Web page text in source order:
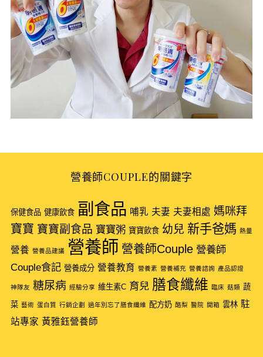
營養師COUPLE的關鍵字
保健食品 健康飲食 副食品 哺乳 夫妻 夫妻相處 媽咪拜
寶寶 寶寶副食品 寶寶粥 寶寶飲食 幼兒 新手爸媽 熱量
營養 營養品建議 營養師 營養師Couple 營養師
Couple食記 營養成分 營養教育 營養素 營養補充 營養諮詢 產品認證
神隊友 糖尿病 經驗分享 維生素C 育兒 膳食纖維 臨床 菇類 蔬
菜 藝術 蛋白質 行銷企劃 過年別忘了膳食纖維 配方奶 酪梨 醫院 開箱 雲林 駐
站專家 黃雅鈺營養師
c
h
o
r
: